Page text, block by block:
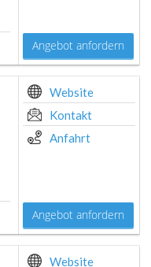
Angebot anfordern
Website
Kontakt
Anfahrt
Angebot anfordern
Website